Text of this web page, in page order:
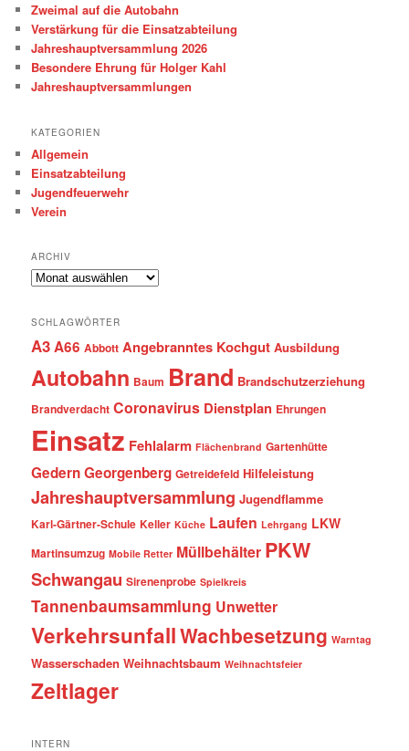
Zweimal auf die Autobahn
Verstärkung für die Einsatzabteilung
Jahreshauptversammlung 2026
Besondere Ehrung für Holger Kahl
Jahreshauptversammlungen
KATEGORIEN
Allgemein
Einsatzabteilung
Jugendfeuerwehr
Verein
ARCHIV
Archiv
SCHLAGWÖRTER
A3A66 Abbott Angebranntes Kochgut Ausbildung
Autobahn Baum Brand Brandschutzerziehung
Brandverdacht Coronavirus Dienstplan Ehrungen
Einsatz Fehlalarm Flächenbrand Gartenhütte
GedernGeorgenberg Getreidefeld Hilfeleistung
Jahreshauptversammlung Jugendflamme
Karl-Gärtner-Schule Keller Küche Laufen Lehrgang LKW
Martinsumzug Mobile Retter Müllbehälter PKW
Schwangau Sirenenprobe Spielkreis
Tannenbaumsammlung Unwetter
VerkehrsunfallWachbesetzung Warntag
Wasserschaden Weihnachtsbaum Weihnachtsfeier
Zeltlager
INTERN